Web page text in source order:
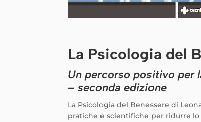
La Psicologia del
Un percorso positivo per
– seconda edizione
La Psicologia del Benessere di
pratiche e scientifiche per ridurre